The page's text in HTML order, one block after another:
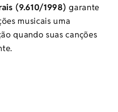
(9.610/1998)garante
musicais uma
quando suas canções